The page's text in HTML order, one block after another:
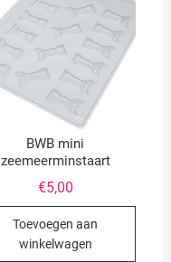
BWB mini
zeemeerminstaart
€5,00
Toevoegen aan
winkelwagen